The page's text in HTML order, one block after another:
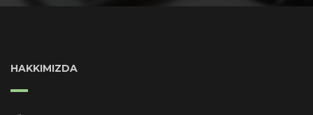
HAKKIMIZDA